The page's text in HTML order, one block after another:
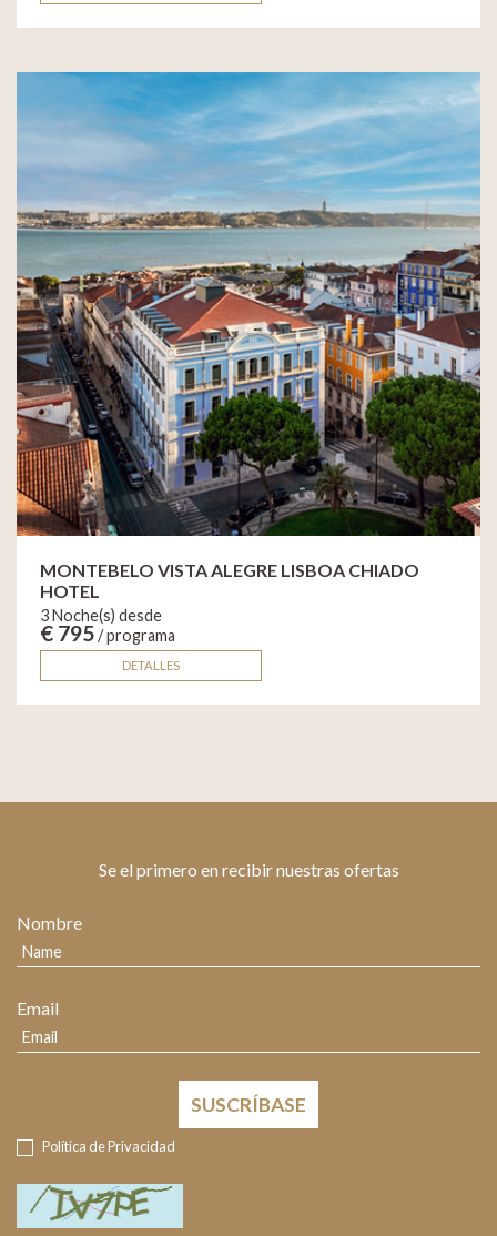
MONTEBELO VISTA ALEGRE LISBOA CHIADO
HOTEL
3 Noche(s) desde
€ 795/ programa
DETALLES
Se el primero en recibir nuestras ofertas
Nombre
Email
SUSCRÍBASE
Política de Privacidad